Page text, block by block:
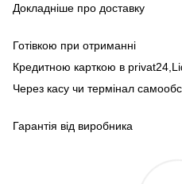
Докладніше про доставку
Готівкою при отриманні
Кредитною карткою в
Через касу чи термінал
Гарантія від виробника